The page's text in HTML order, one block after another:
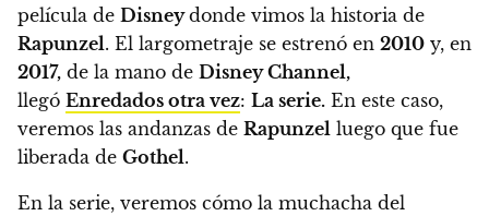
película de Disneydonde vimos la historia de
Rapunzel. El largometraje se estrenó en 2010 y, en
2017, de la mano de Disney Channel,
llegó Enredados otra vez: La serie. En este caso,
veremos las andanzas de Rapunzel luego que fue
liberada de Gothel.
En la serie, veremos cómo la muchacha del